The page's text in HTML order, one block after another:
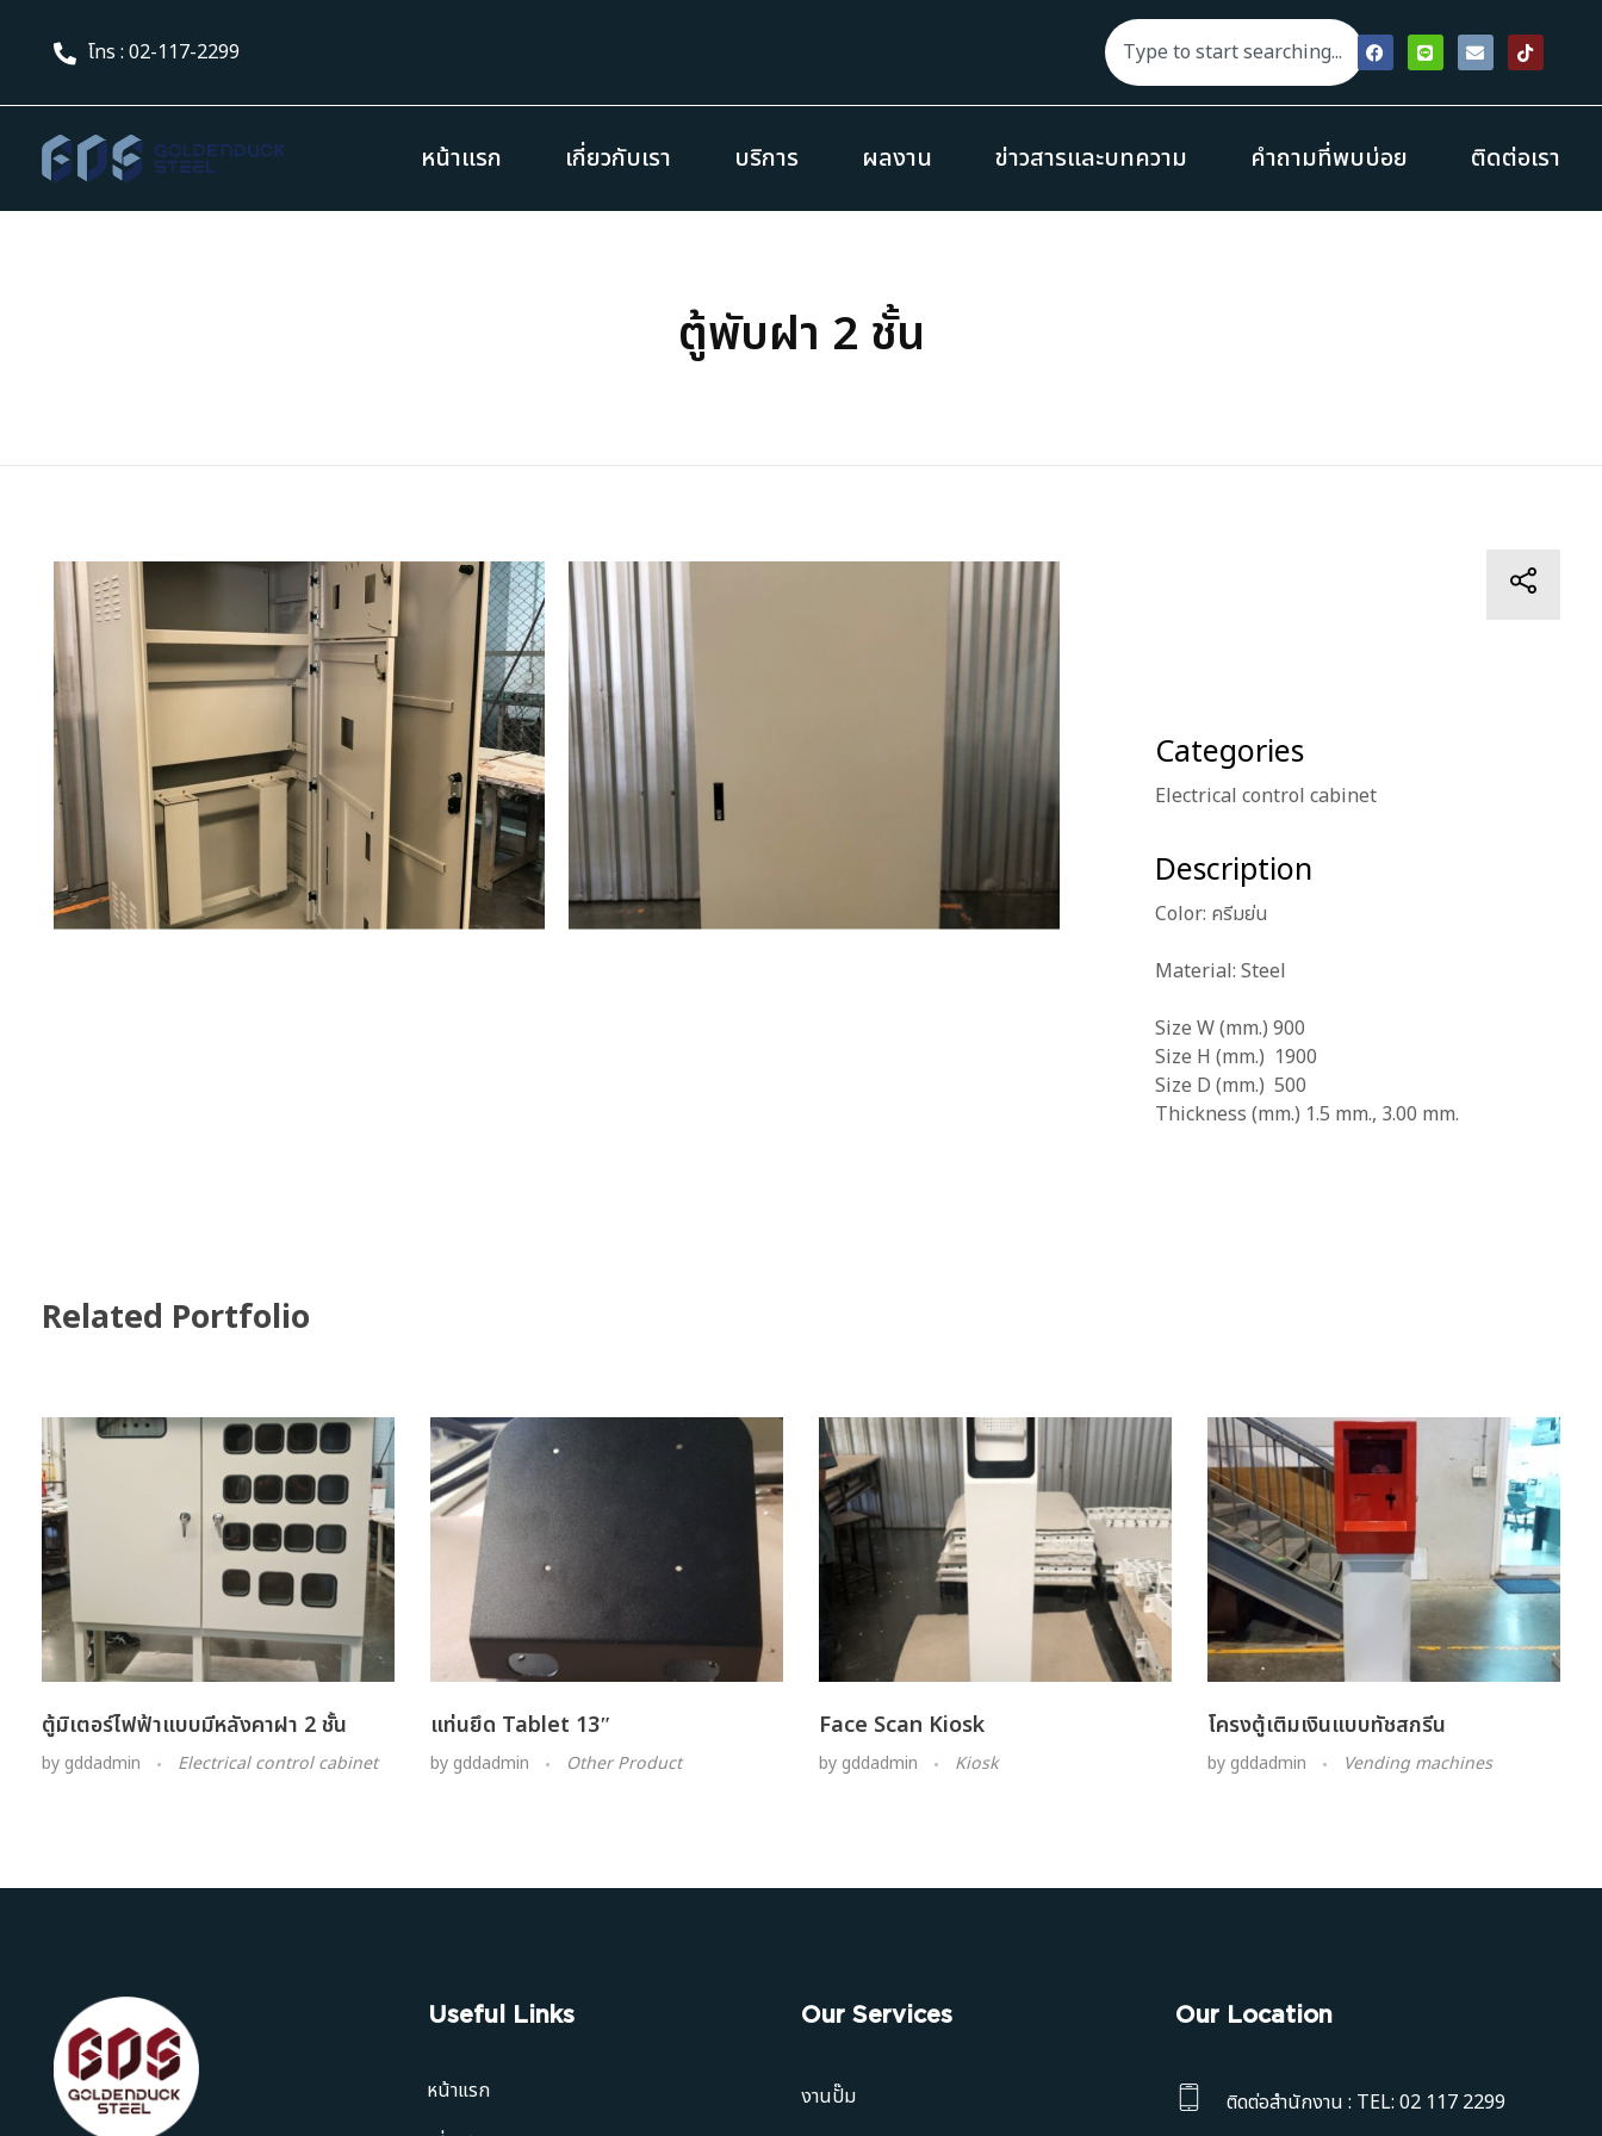
โทร : 02-117-2299
หน้าแรก เกี่ยวกับเรา บริการ ผลงาน ข่าวสารและบทความ คำถามที่พบบ่อย ติดต่อเรา
ตู้พับฝา 2 ชั้น
Categories
Electrical control cabinet
Description
Color: ครีมย่น
Material: Steel
Size W (mm.) 900
Size H (mm.) 1900
Size D (mm.) 500
Thickness (mm.) 1.5 mm., 3.00 mm.
Related Portfolio
ตู้มิเตอร์ไฟฟ้าแบบมีหลังคาฝา 2 ชั้น
by gddadmin Electrical control cabinet
แท่นยึด Tablet 13″
by gddadmin Other Product
Face Scan Kiosk
by gddadmin Kiosk
โครงตู้เติมเงินแบบทัชสกรีน
by gddadmin Vending machines
Useful Links
หน้าแรก
Our Services
งานปั๊ม
Our Location
ติดต่อสำนักงาน : TEL: 02 117 2299